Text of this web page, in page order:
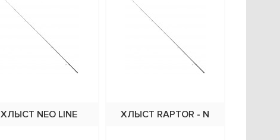
ХЛЫСТ NEO LINE ХЛЫСТ RAPTOR - N